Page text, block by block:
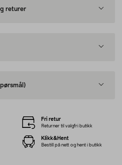
returer
Fri retur
Returner til valgfri butikk
Klikk&Hent
Bestill på nett og hent i butikk